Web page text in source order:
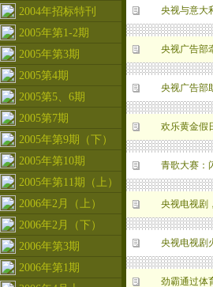
2004年招标特刊
2005年第1-2期
2005年第3期
2005第4期
2005第5、6期
2005第7期
2005年第9期（下）
2005年第10期
2005年第11期（上）
2006年2月（上）
2006年2月（下）
2006年第3期
2006年第1期
央视与意大
央视广告部
央视广告部
欢乐黄金假
青歌大赛：
央视电视剧
央视电视剧
劲霸通过体